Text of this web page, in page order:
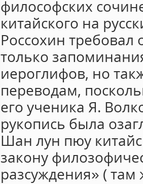
философских
китайского на
Россохин требовал
только
иероглифов, но
переводам,
его ученика Я.
рукопись была
Шан лун пюу
закону
разсуждения» ( там